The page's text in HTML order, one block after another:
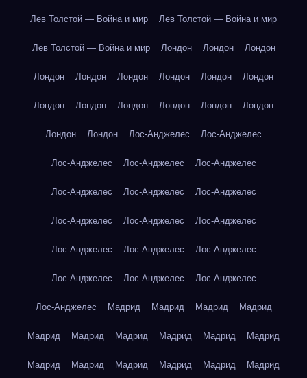
Лев Толстой — Война и мир Лев Толстой — Война и мир
Лев Толстой — Война и мир Лондон Лондон Лондон
Лондон Лондон Лондон Лондон Лондон Лондон
Лондон Лондон Лондон Лондон Лондон Лондон
Лондон Лондон Лос-Анджелес Лос-Анджелес
Лос-Анджелес Лос-Анджелес Лос-Анджелес
Лос-Анджелес Лос-Анджелес Лос-Анджелес
Лос-Анджелес Лос-Анджелес Лос-Анджелес
Лос-Анджелес Лос-Анджелес Лос-Анджелес
Лос-Анджелес Лос-Анджелес Лос-Анджелес
Лос-Анджелес Мадрид Мадрид Мадрид Мадрид
Мадрид Мадрид Мадрид Мадрид Мадрид Мадрид
Мадрид Мадрид Мадрид Мадрид Мадрид Мадрид